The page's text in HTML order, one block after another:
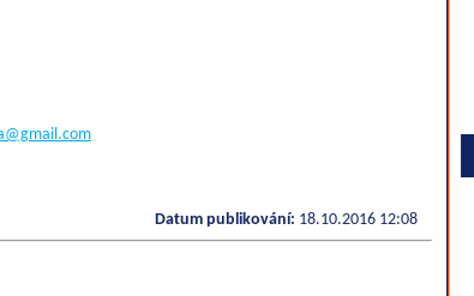
Datum publikování: 18.10.2016 12:08